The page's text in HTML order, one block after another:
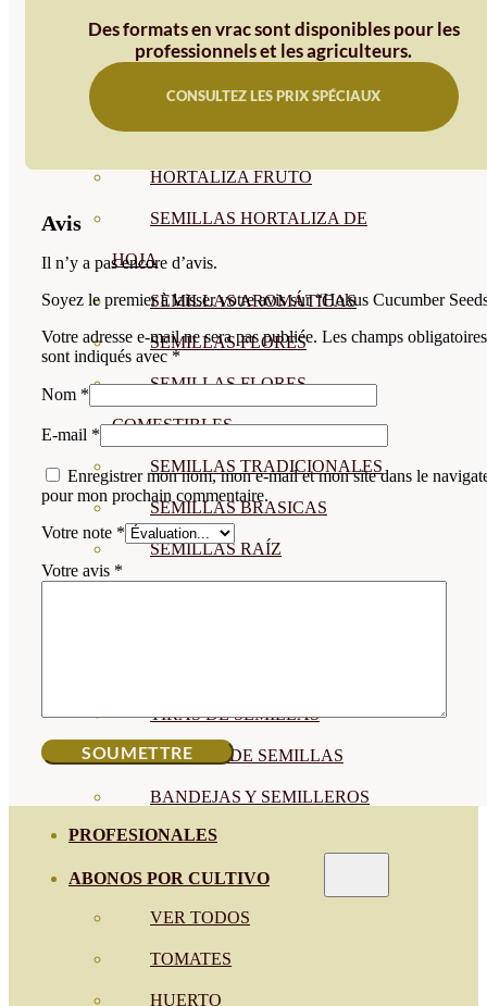
SEMILLAS
VER TODAS
BIODINÁMICAS DEMETER
HORTALIZA FRUTO
SEMILLAS HORTALIZA DE
HOJA
SEMILLAS AROMÁTICAS
SEMILLAS FLORES
SEMILLAS FLORES
COMESTIBLES
SEMILLAS TRADICIONALES
SEMILLAS BRASICAS
SEMILLAS RAÍZ
TIRAS DE SEMILLAS
BOMBAS DE SEMILLAS
BANDEJAS Y SEMILLEROS
PROFESIONALES
ABONOS POR CULTIVO
VER TODOS
TOMATES
HUERTO
Des formats en vrac sont disponibles pour les
professionnels et les agriculteurs.
CONSULTEZ LES PRIX SPÉCIAUX
Avis
Il n’y a pas encore d’avis.
Soyez le premier à laisser votre avis sur “Hokus Cucumber
Votre adresse e-mail ne sera pas publiée. Les champs obligatoires
sont indiqués avec*
Nom *
E-mail *
Enregistrer mon nom, mon e-mail et mon site dans le
pour mon prochain commentaire.
Votre note *
Votre avis *